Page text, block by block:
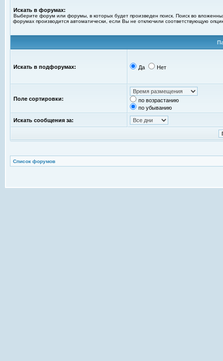
Искать в форумах:
Выберите форум или форумы, в которых будет произведен поиск. Поиск во
форумах производится автоматически, если Вы не отключили соответствующую
Искать в подфорумах: Да Нет
Поле сортировки:
по возрастанию
по убыванию
Искать сообщения за:
Список форумов